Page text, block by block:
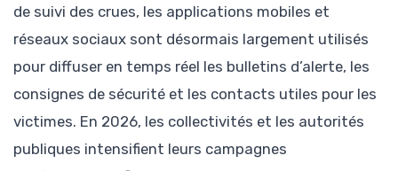
de suivi des crues, les applications mobiles et
réseaux sociaux sont désormais largement utilisés
pour diffuser en temps réel les bulletins d’alerte, les
consignes de sécurité et les contacts utiles pour les
victimes. En 2026, les collectivités et les autorités
publiques intensifient leurs campagnes